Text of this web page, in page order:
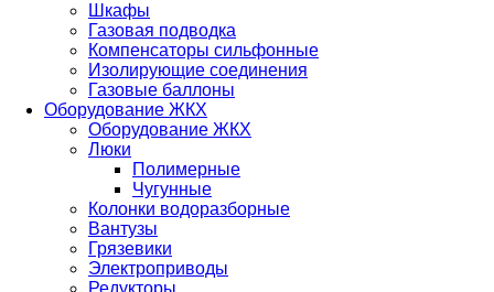
Шкафы
Газовая подводка
Компенсаторы сильфонные
Изолирующие соединения
Газовые баллоны
Оборудование ЖКХ
Оборудование ЖКХ
Люки
Полимерные
Чугунные
Колонки водоразборные
Вантузы
Грязевики
Электроприводы